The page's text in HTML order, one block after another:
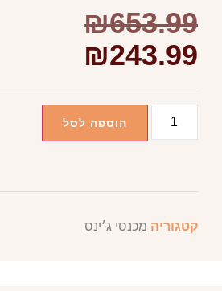
₪653.99
₪243.99
הוספה לסל
קטגוריה מכנסי ג׳ינס